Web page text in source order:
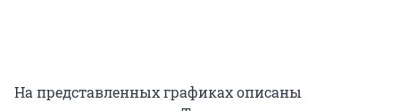
На представленных графиках описаны